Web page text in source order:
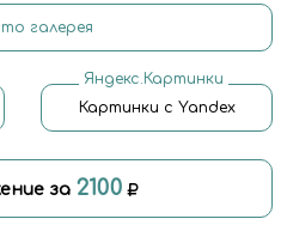
галерея
Яндекс.Картинки
Картинки с Yandex
за 2100